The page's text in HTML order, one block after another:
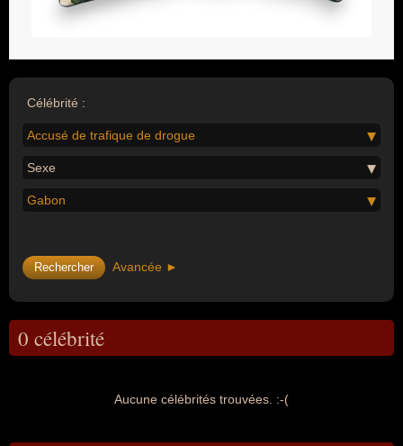
Célébrité :
Accusé de trafique de drogue
Sexe
Gabon
Avancée ►
0 célébrité
Aucune célébrités trouvées. :-(